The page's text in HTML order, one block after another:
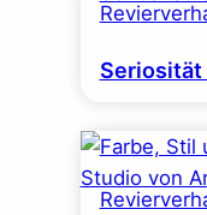
Seriosität